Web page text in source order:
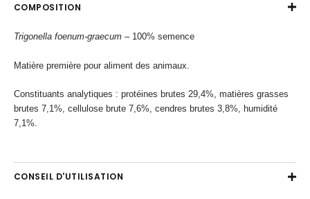
COMPOSITION
Trigonella foenum-graecum – 100% semence
Matière première pour aliment des animaux.
Constituants analytiques : protéines brutes 29,4%, matières grasses
brutes 7,1%, cellulose brute 7,6%, cendres brutes 3,8%, humidité
7,1%.
CONSEIL D'UTILISATION